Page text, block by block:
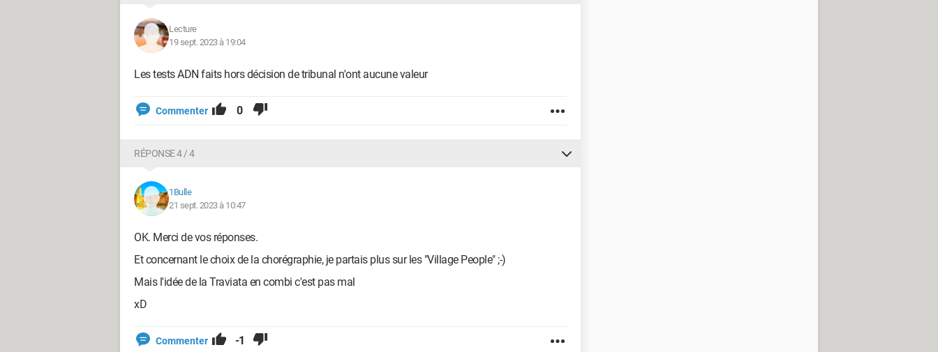
Lecture
19 sept. 2023 à 19:04
Les tests ADN faits hors décision de tribunal n'ont aucune valeur
Commenter 0
RÉPONSE 4 / 4
1Bulle
21 sept. 2023 à 10:47
OK. Merci de vos réponses.
Et concernant le choix de la chorégraphie, je partais plus sur les "Village People" ;-)
Mais l'idée de la Traviata en combi c'est pas mal
xD
Commenter -1